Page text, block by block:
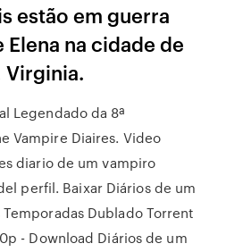
estão em guerra
Elena na cidade de
Virginia.
Legendado da 8ª
Vampire Diaires. Video
diario de um vampiro
perfil. Baixar Diários de um
Temporadas Dublado Torrent
- Download Diários de um